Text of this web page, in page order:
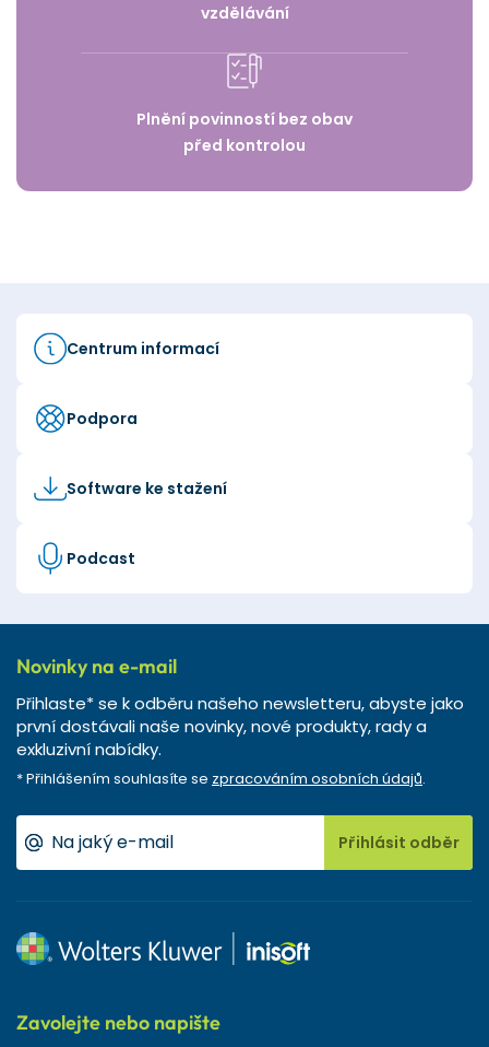
vzdělávání
Plnění povinností bez obav
před kontrolou
Centrum informací
Podpora
Software ke stažení
Podcast
Novinky na e-mail
Přihlaste* se k odběru našeho newsletteru, abyste jako
první dostávali naše novinky, nové produkty, rady a
exkluzivní nabídky.
* Přihlášením souhlasíte se zpracováním osobních údajů.
Přihlásit odběr
Zavolejte nebo napište